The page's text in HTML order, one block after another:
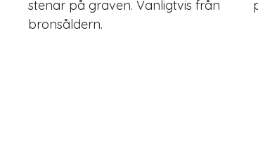
stenar på graven. Vanligtvis från
bronsåldern.